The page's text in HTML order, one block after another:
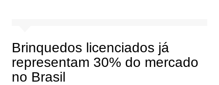
Brinquedos licenciados já
representam 30% do mercado
no Brasil